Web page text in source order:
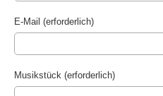
E-Mail (erforderlich)
Musikstück (erforderlich)